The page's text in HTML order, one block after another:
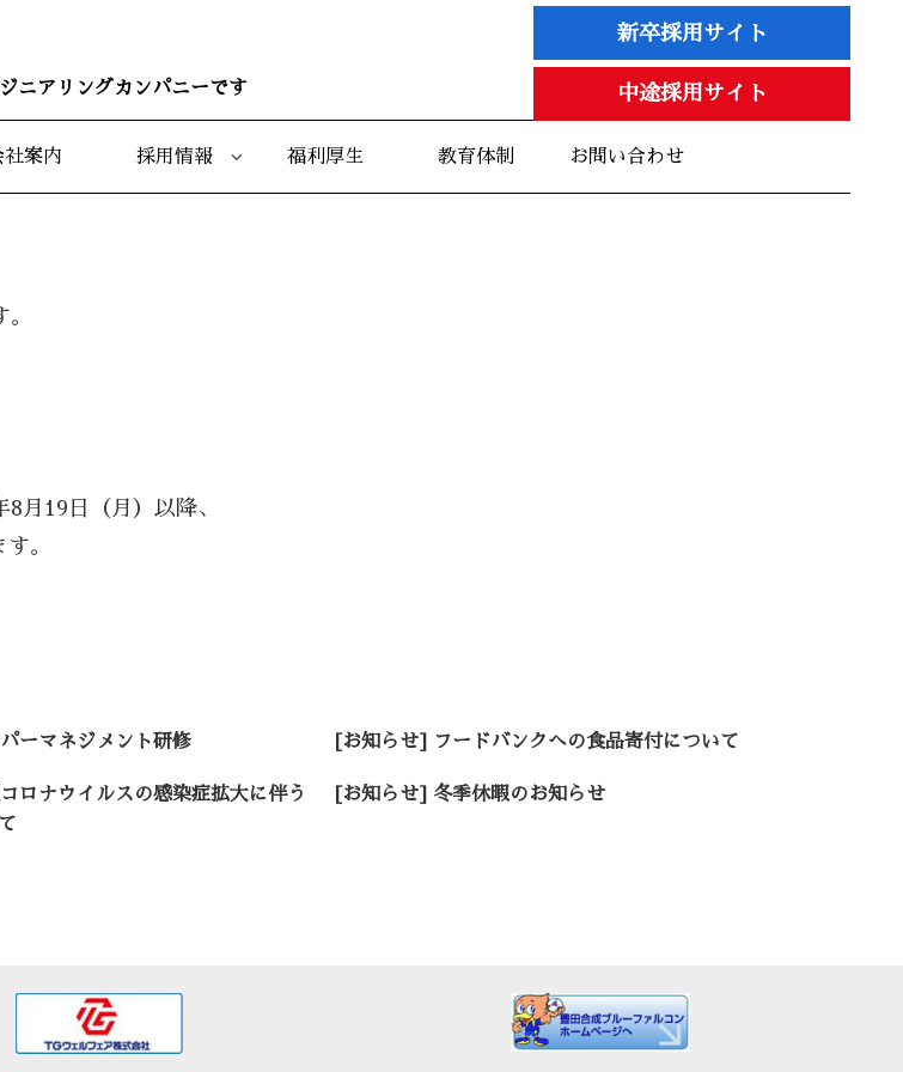
ニアリングカンパニーです
新卒採用サイト
中途採用サイト
社案内 採用情報 福利厚生 教育体制 お問い合わせ
月19日（月）以降、
。
ーマネジメント研修 [お知らせ] フードバンクへの食品寄付について
ロナウイルスの感染症拡大に伴う
[お知らせ] 冬季休暇のお知らせ